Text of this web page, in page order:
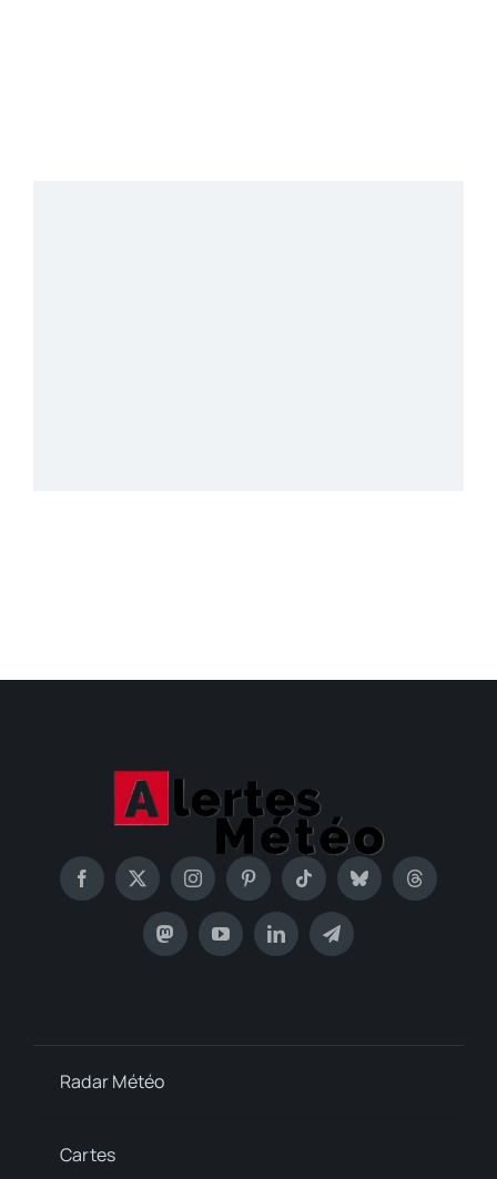
Radar Météo
Cartes